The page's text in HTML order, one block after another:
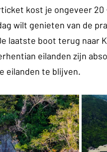
kost je ongeveer 20
wilt genieten van de
laatste boot terug naar
eilanden zijn
eilanden te blijven.